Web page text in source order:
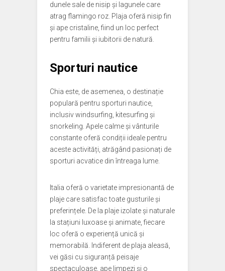
dunele sale de nisip și lagunele care
atrag flamingo roz. Plaja oferă nisip fin
și ape cristaline, fiind un loc perfect
pentru familii și iubitorii de natură.
Sporturi nautice
Chia este, de asemenea, o destinație
populară pentru sporturi nautice,
inclusiv windsurfing, kitesurfing și
snorkeling. Apele calme și vânturile
constante oferă condiții ideale pentru
aceste activități, atrăgând pasionați de
sporturi acvatice din întreaga lume.
Italia oferă o varietate impresionantă de
plaje care satisfac toate gusturile și
preferințele. De la plaje izolate și naturale
la stațiuni luxoase și animate, fiecare
loc oferă o experiență unică și
memorabilă. Indiferent de plaja aleasă,
vei găsi cu siguranță peisaje
spectaculoase, ape limpezi și o